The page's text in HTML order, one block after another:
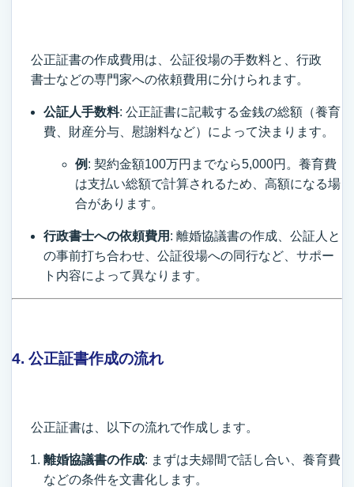
公正証書の作成費用は、公証役場の手数料と、行政
書士などの専門家への依頼費用に分けられます。
公証人手数料: 公正証書に記載する金銭の総額（養育
費、財産分与、慰謝料など）によって決まります。
例 : 契約金額100万円までなら5,000円。養育費
は支払い総額で計算されるため、高額になる場
合があります。
行政書士への依頼費用 : 離婚協議書の作成、公証人と
の事前打ち合わせ、公証役場への同行など、サポー
ト内容によって異なります。
4. 公正証書作成の流れ
公正証書は、以下の流れで作成します。
離婚協議書の作成: まずは夫婦間で話し合い、養育費
などの条件を文書化します。